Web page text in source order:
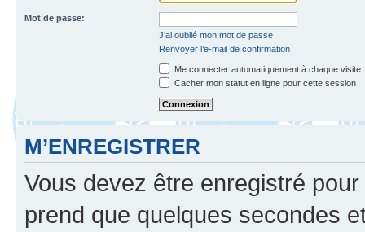
Mot de passe:
J’ai oublié mon mot de passe
Renvoyer l’e-mail de confirmation
Me connecter automatiquement à chaque visite
Cacher mon statut en ligne pour cette session
M’ENREGISTRER
Vous devez être enregistré
prend que quelques secondes